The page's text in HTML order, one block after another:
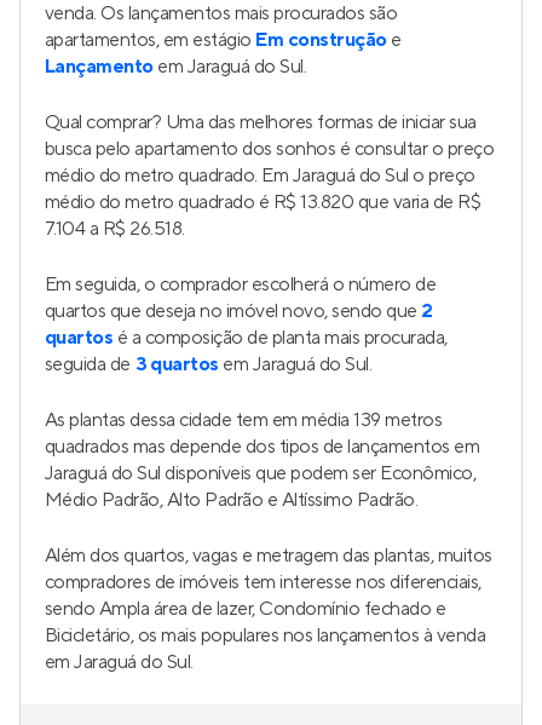
venda. Os lançamentos mais procurados são
apartamentos, em estágio Em construçãoe
Lançamento em Jaraguá do Sul.
Qual comprar? Uma das melhores formas de iniciar sua
busca pelo apartamento dos sonhos é consultar o preço
médio do metro quadrado. Em Jaraguá do Sul o preço
médio do metro quadrado é R$ 13.820 que varia de R$
7.104 a R$ 26.518.
Em seguida, o comprador escolherá o número de
quartos que deseja no imóvel novo, sendo que 2
quartos é a composição de planta mais procurada,
seguida de 3 quartos em Jaraguá do Sul.
As plantas dessa cidade tem em média 139 metros
quadrados mas depende dos tipos de lançamentos em
Jaraguá do Sul disponíveis que podem ser Econômico,
Médio Padrão, Alto Padrão e Altíssimo Padrão.
Além dos quartos, vagas e metragem das plantas, muitos
compradores de imóveis tem interesse nos diferenciais,
sendo Ampla área de lazer, Condomínio fechado e
Bicicletário, os mais populares nos lançamentos à venda
em Jaraguá do Sul.